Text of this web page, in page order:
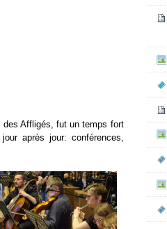
des Affligés, fut un temps fort
après jour: conférences,